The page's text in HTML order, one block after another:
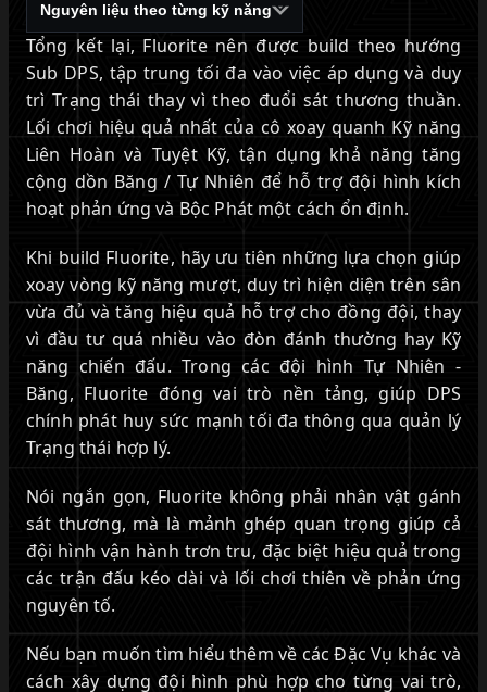
Nguyên liệu theo từng kỹ năng
Tổng kết lại, Fluorite nên được build theo hướng
Sub DPS, tập trung tối đa vào việc áp dụng và duy
trì Trạng thái thay vì theo đuổi sát thương thuần.
Lối chơi hiệu quả nhất của cô xoay quanh Kỹ năng
Liên Hoàn và Tuyệt Kỹ, tận dụng khả năng tăng
cộng dồn Băng / Tự Nhiên để hỗ trợ đội hình kích
hoạt phản ứng và Bộc Phát một cách ổn định.
Khi build Fluorite, hãy ưu tiên những lựa chọn giúp
xoay vòng kỹ năng mượt, duy trì hiện diện trên sân
vừa đủ và tăng hiệu quả hỗ trợ cho đồng đội, thay
vì đầu tư quá nhiều vào đòn đánh thường hay Kỹ
năng chiến đấu. Trong các đội hình Tự Nhiên -
Băng, Fluorite đóng vai trò nền tảng, giúp DPS
chính phát huy sức mạnh tối đa thông qua quản lý
Trạng thái hợp lý.
Nói ngắn gọn, Fluorite không phải nhân vật gánh
sát thương, mà là mảnh ghép quan trọng giúp cả
đội hình vận hành trơn tru, đặc biệt hiệu quả trong
các trận đấu kéo dài và lối chơi thiên về phản ứng
nguyên tố.
Nếu bạn muốn tìm hiểu thêm về các Đặc Vụ khác và
cách xây dựng đội hình phù hợp cho từng vai trò,